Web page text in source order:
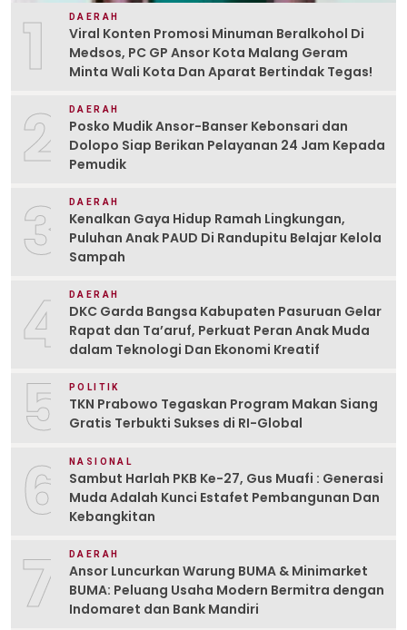
1 DAERAH
Viral Konten Promosi Minuman Beralkohol Di
Medsos, PC GP Ansor Kota Malang Geram
Minta Wali Kota Dan Aparat Bertindak Tegas!
2 DAERAH
Posko Mudik Ansor-Banser Kebonsari dan
Dolopo Siap Berikan Pelayanan 24 Jam Kepada
Pemudik
3 DAERAH
Kenalkan Gaya Hidup Ramah Lingkungan,
Puluhan Anak PAUD Di Randupitu Belajar Kelola
Sampah
4 DAERAH
DKC Garda Bangsa Kabupaten Pasuruan Gelar
Rapat dan Ta’aruf, Perkuat Peran Anak Muda
dalam Teknologi Dan Ekonomi Kreatif
5 POLITIK
TKN Prabowo Tegaskan Program Makan Siang
Gratis Terbukti Sukses di RI-Global
6 NASIONAL
Sambut Harlah PKB Ke-27, Gus Muafi : Generasi
Muda Adalah Kunci Estafet Pembangunan Dan
Kebangkitan
7 DAERAH
Ansor Luncurkan Warung BUMA & Minimarket
BUMA: Peluang Usaha Modern Bermitra dengan
Indomaret dan Bank Mandiri